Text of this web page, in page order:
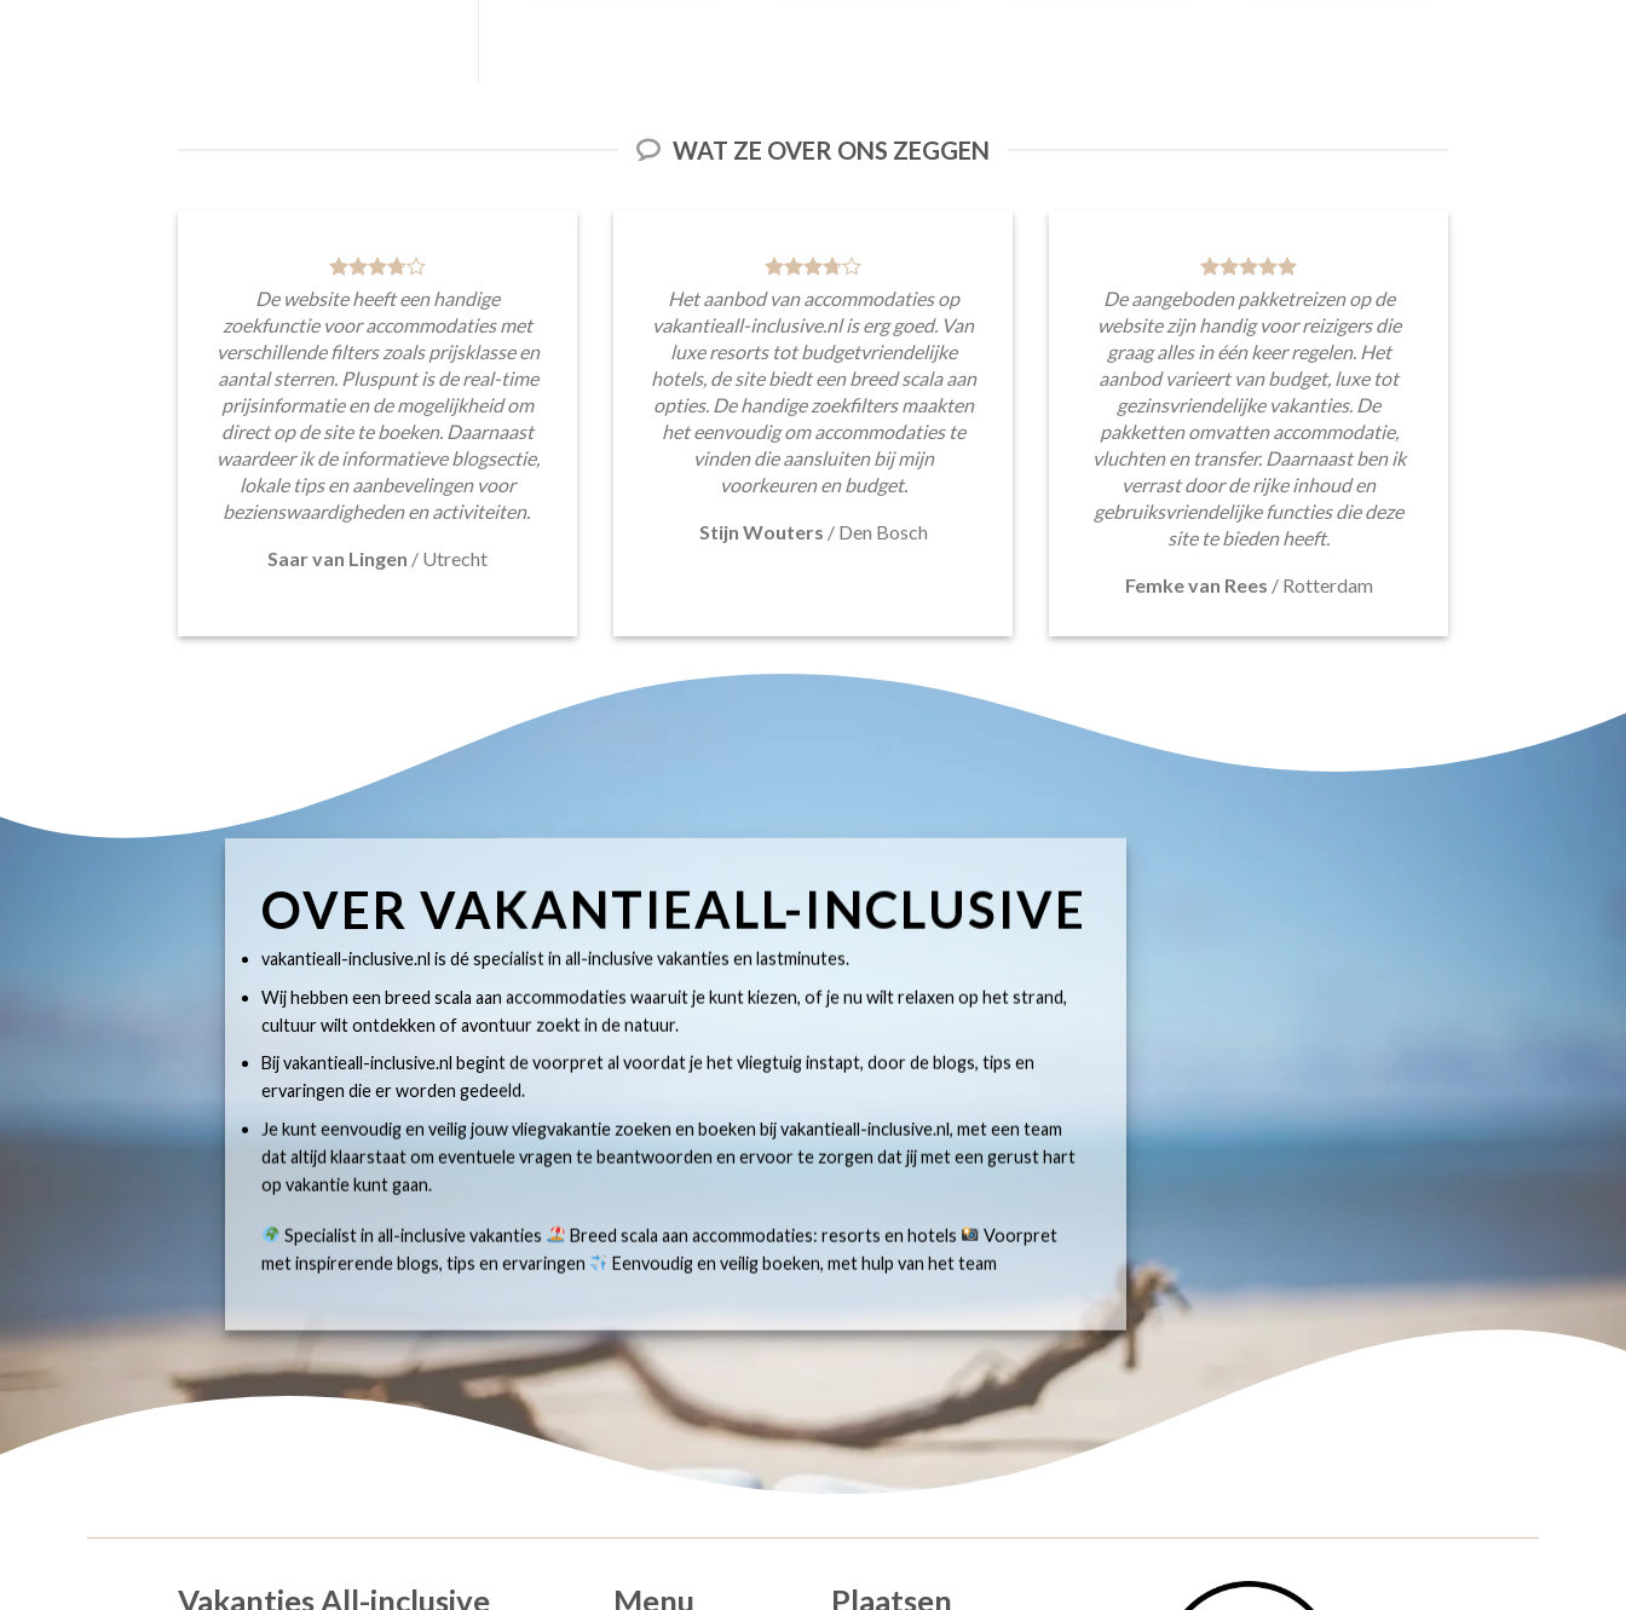
WAT ZE OVER ONS ZEGGEN
De website heeft een handige
zoekfunctie voor accommodaties met
verschillende filters zoals prijsklasse en
aantal sterren. Pluspunt is de real-time
prijsinformatie en de mogelijkheid om
direct op de site te boeken. Daarnaast
waardeer ik de informatieve blogsectie,
lokale tips en aanbevelingen voor
bezienswaardigheden en activiteiten.
Saar van Lingen / Utrecht
Het aanbod van accommodaties op
vakantieall-inclusive.nl is erg goed. Van
luxe resorts tot budgetvriendelijke
hotels, de site biedt een breed scala aan
opties. De handige zoekfilters maakten
het eenvoudig om accommodaties te
vinden die aansluiten bij mijn
voorkeuren en budget.
Stijn Wouters / Den Bosch
De aangeboden pakketreizen op de
website zijn handig voor reizigers die
graag alles in één keer regelen. Het
aanbod varieert van budget, luxe tot
gezinsvriendelijke vakanties. De
pakketten omvatten accommodatie,
vluchten en transfer. Daarnaast ben ik
verrast door de rijke inhoud en
gebruiksvriendelijke functies die deze
site te bieden heeft.
Femke van Rees / Rotterdam
OVER VAKANTIEALL-INCLUSIVE
vakantieall-inclusive.nl is dé specialist in all-inclusive vakanties en lastminutes.
Wij hebben een breed scala aan accommodaties waaruit je kunt kiezen, of je nu wilt relaxen op het strand,
cultuur wilt ontdekken of avontuur zoekt in de natuur.
Bij vakantieall-inclusive.nl begint de voorpret al voordat je het vliegtuig instapt, door de blogs, tips en
ervaringen die er worden gedeeld.
Je kunt eenvoudig en veilig jouw vliegvakantie zoeken en boeken bij vakantieall-inclusive.nl, met een team
dat altijd klaarstaat om eventuele vragen te beantwoorden en ervoor te zorgen dat jij met een gerust hart
op vakantie kunt gaan.
Specialist in all-inclusive vakanties Breed scala aan accommodaties: resorts en hotels
Voorpret
met inspirerende blogs, tips en ervaringen
Eenvoudig en veilig boeken, met hulp van het team
Vakanties All-inclusive Menu Plaatsen